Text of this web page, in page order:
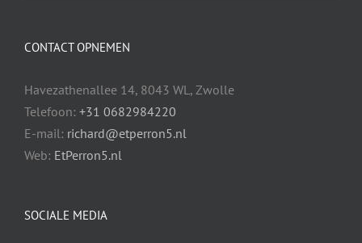
CONTACT OPNEMEN
Havezathenallee 14, 8043 WL, Zwolle
Telefoon: +31 0682984220
E-mail: richard@etperron5.nl
Web: EtPerron5.nl
SOCIALE MEDIA